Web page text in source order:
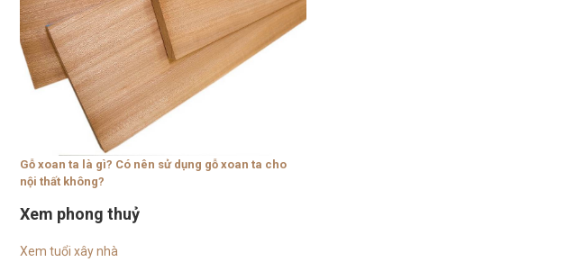
Gỗ xoan ta là gì? Có nên sử dụng gỗ xoan ta cho
nội thất không?
Xem phong thuỷ
Xem tuổi xây nhà